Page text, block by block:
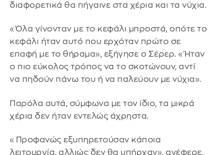
διαφορετικά θα πήγαινε στα χέρια και τα νύχια.
«Όλα γίνονταν με το κεφάλι μπροστά, οπότε το
κεφάλι ήταν αυτό που ερχόταν πρώτο σε
επαφή με το θήραμα», εξήγησε ο Σέρερ. «Ήταν
ο πιο εύκολος τρόπος να το σκοτώνουν, αντί
να πηδούν πάνω του ή να παλεύουν με νύχια».
Παρόλα αυτά, σύμφωνα με τον ίδιο, τα μικρά
χέρια δεν ήταν εντελώς άχρηστα.
«Προφανώς εξυπηρετούσαν κάποια
λειτουργία, αλλιώς δεν θα υπήρχαν», ανέφερε.